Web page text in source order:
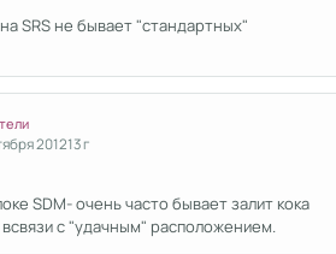
SRS не бывает "стандартных"
201213 г
SDM- очень часто бывает залит кока
всвязи с "удачным" расположением.